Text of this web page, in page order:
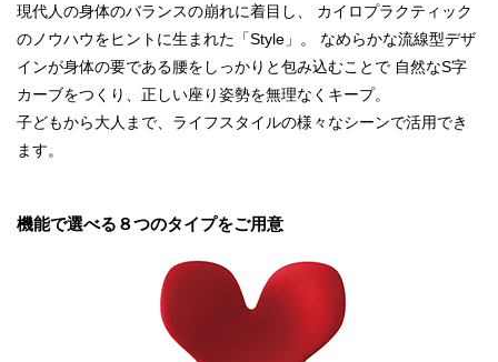
現代人の身体のバランスの崩れに着目し、 カイロプラクティック
のノウハウをヒントに生まれた「Style」。 なめらかな流線型デザ
インが身体の要である腰をしっかりと包み込むことで 自然なS字
カーブをつくり、正しい座り姿勢を無理なくキープ。
子どもから大人まで、ライフスタイルの様々なシーンで活用でき
ます。
機能で選べる８つのタイプをご用意